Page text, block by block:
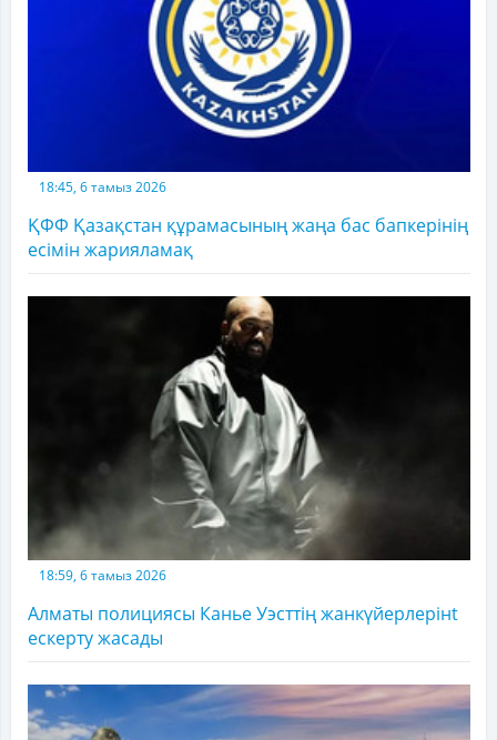
18:45, 6 тамыз 2026
ҚФФ Қазақстан құрамасының жаңа бас бапкерінің
есімін жарияламақ
18:59, 6 тамыз 2026
Алматы полициясы Канье Уэсттің жанкүйерлерінt
ескерту жасады